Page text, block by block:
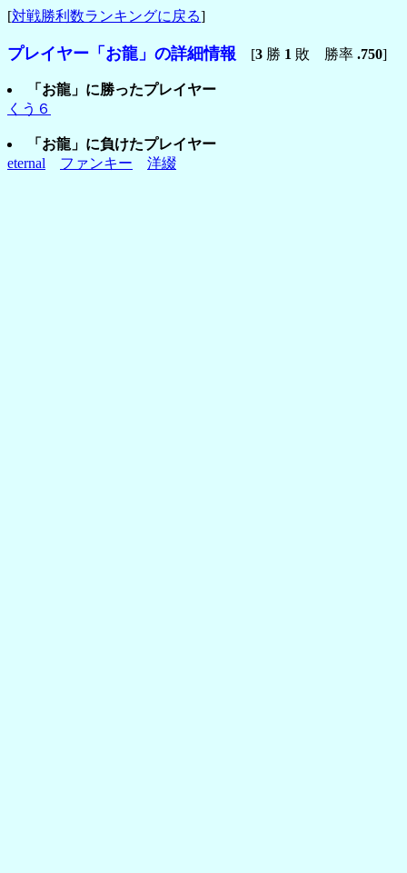
[対戦勝利数ランキングに戻る]
プレイヤー「お龍」の詳細情報 [3 勝 1 敗 勝率 .750]
「お龍」に勝ったプレイヤー
くう６
「お龍」に負けたプレイヤー
eternal
ファンキー 洋綴